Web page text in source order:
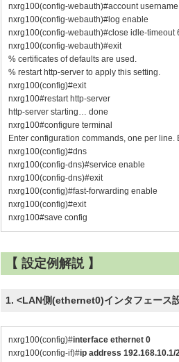
nxrg100(config-webauth)#account
nxrg100(config-webauth)#log enable
nxrg100(config-webauth)#close idle-timeout
nxrg100(config-webauth)#exit
% certificates of defaults are used.
% restart http-server to apply this setting.
nxrg100(config)#exit
nxrg100#restart http-server
http-server starting… done
nxrg100#configure terminal
Enter configuration commands, one per line.
nxrg100(config)#dns
nxrg100(config-dns)#service enable
nxrg100(config-dns)#exit
nxrg100(config)#fast-forwarding enable
nxrg100(config)#exit
nxrg100#save config
【 設定例解説 】
1. <LAN側(ethernet0)インタフェース
nxrg100(config)#interface ethernet 0
nxrg100(config-if)#ip address 192.168.10.1/